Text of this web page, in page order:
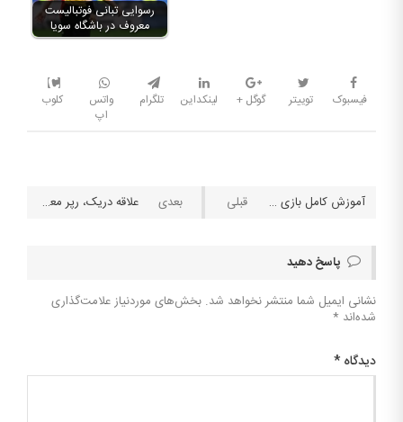
رسوایی تبانی فوتبالیست
معروف در باشگاه سویا
فیسبوک توییتر گوگل + لینکداین تلگرام
واتس
اپ
کلوب
آموزش کامل بازی کارتی کیوکیو (QiuQiu) علاقه دریک، رپر معروف آمریکایی به قمار و شرط بندی
پاسخ دهید
نشانی ایمیل شما منتشر نخواهد شد. بخش‌های موردنیاز علامت‌گذاری
شده‌اند *
دیدگاه *